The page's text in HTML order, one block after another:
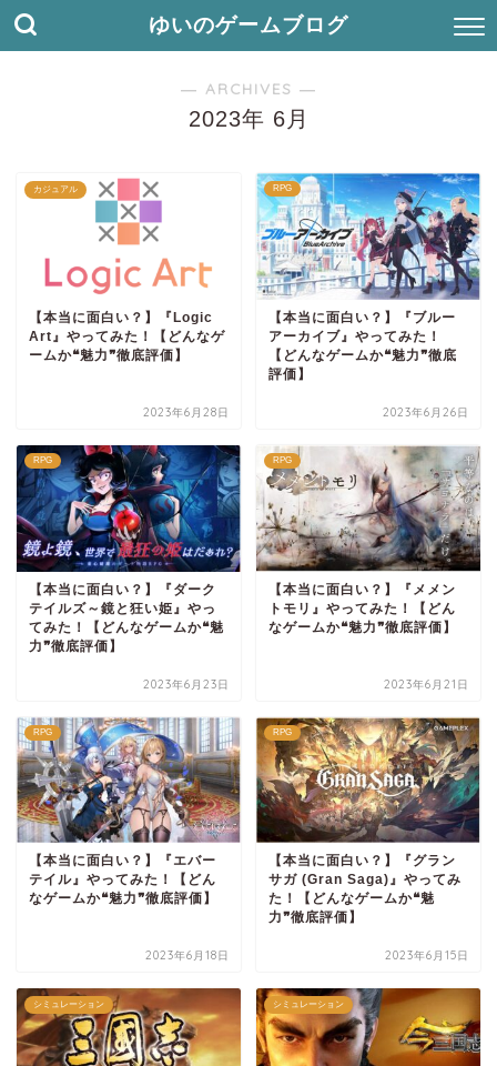
ゆいのゲームブログ
― ARCHIVES ―
2023年 6月
カジュアル
【本当に面白い？】『Logic
Art』やってみた！【どんなゲ
ームか❝魅力❞徹底評価】
2023年6月28日
RPG
【本当に面白い？】『ブルー
アーカイブ』やってみた！
【どんなゲームか❝魅力❞徹底
評価】
2023年6月26日
RPG
【本当に面白い？】『ダーク
テイルズ～鏡と狂い姫』やっ
てみた！【どんなゲームか❝魅
力❞徹底評価】
2023年6月23日
RPG
【本当に面白い？】『メメン
トモリ』やってみた！【どん
なゲームか❝魅力❞徹底評価】
2023年6月21日
RPG
【本当に面白い？】『エバー
テイル』やってみた！【どん
なゲームか❝魅力❞徹底評価】
2023年6月18日
RPG
【本当に面白い？】『グラン
サガ (Gran Saga)』やってみ
た！【どんなゲームか❝魅
力❞徹底評価】
2023年6月15日
シミュレーション シミュレーション